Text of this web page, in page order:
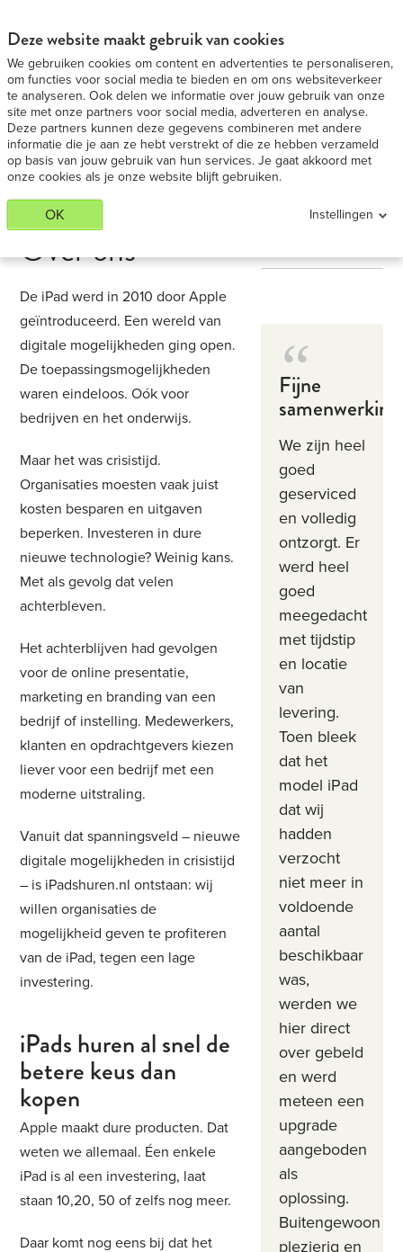
Deze website maakt gebruik van cookies
We gebruiken cookies om content en advertenties te personaliseren,
om functies voor social media te bieden en om ons websiteverkeer
te analyseren. Ook delen we informatie over jouw gebruik van onze
site met onze partners voor social media, adverteren en analyse.
Deze partners kunnen deze gegevens combineren met andere
informatie die je aan ze hebt verstrekt of die ze hebben verzameld
op basis van jouw gebruik van hun services. Je gaat akkoord met
onze cookies als je onze website blijft gebruiken.
OK Instellingen
Over ons
De iPad werd in 2010 door Apple
geïntroduceerd. Een wereld van
digitale mogelijkheden ging open.
De toepassingsmogelijkheden
waren eindeloos. Oók voor
bedrijven en het onderwijs.
Maar het was crisistijd.
Organisaties moesten vaak juist
kosten besparen en uitgaven
beperken. Investeren in dure
nieuwe technologie? Weinig kans.
Met als gevolg dat velen
achterbleven.
Het achterblijven had gevolgen
voor de online presentatie,
marketing en branding van een
bedrijf of instelling. Medewerkers,
klanten en opdrachtgevers kiezen
liever voor een bedrijf met een
moderne uitstraling.
Vanuit dat spanningsveld – nieuwe
digitale mogelijkheden in crisistijd
– is iPadshuren.nl ontstaan: wij
willen organisaties de
mogelijkheid geven te profiteren
van de iPad, tegen een lage
investering.
iPads huren al snel de
betere keus dan
kopen
Apple maakt dure producten. Dat
weten we allemaal. Éen enkele
iPad is al een investering, laat
staan 10,20, 50 of zelfs nog meer.
Daar komt nog eens bij dat het
Fijne
samenwerking
We zijn heel
goed
geserviced
en volledig
ontzorgt. Er
werd heel
goed
meegedacht
met tijdstip
en locatie
van
levering.
Toen bleek
dat het
model iPad
dat wij
hadden
verzocht
niet meer in
voldoende
aantal
beschikbaar
was,
werden we
hier direct
over gebeld
en werd
meteen een
upgrade
aangeboden
als
oplossing.
Buitengewoon
plezierig en